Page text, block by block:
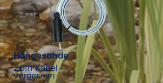
Hängesonde
20m Kabel
vergossen